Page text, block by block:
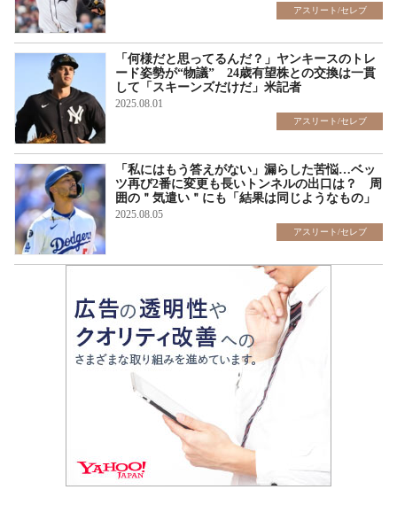
アスリート/セレブ
「何様だと思ってるんだ？」ヤンキースのトレ
ード姿勢が“物議” 24歳有望株との交換は一貫
して「スキーンズだけだ」米記者
2025.08.01
アスリート/セレブ
「私にはもう答えがない」漏らした苦悩…ベッ
ツ再び2番に変更も長いトンネルの出口は？ 周
囲の＂気遣い＂にも「結果は同じようなもの」
2025.08.05
アスリート/セレブ